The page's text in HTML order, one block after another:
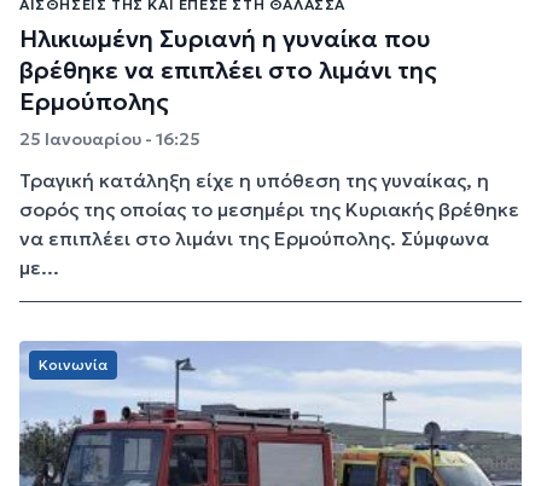
ΙΣΘΉΣΕΙΣ ΤΗΣ ΚΑΙ ΈΠΕΣΕ ΣΤΗ ΘΆΛΑΣΣΑ
Ηλικιωμένη Συριανή η γυναίκα που
βρέθηκε να επιπλέει στο λιμάνι της
Ερμούπολης
25 Ιανουαρίου - 16:25
Τραγική κατάληξη είχε η υπόθεση της γυναίκας, η
σορός της οποίας το μεσημέρι της Κυριακής βρέθηκε
να επιπλέει στο λιμάνι της Ερμούπολης. Σύμφωνα
με...
Κοινωνία